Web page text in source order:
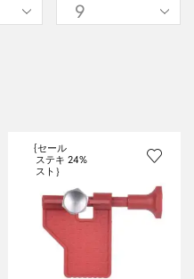
{セール
ステキ
スト｝
24%